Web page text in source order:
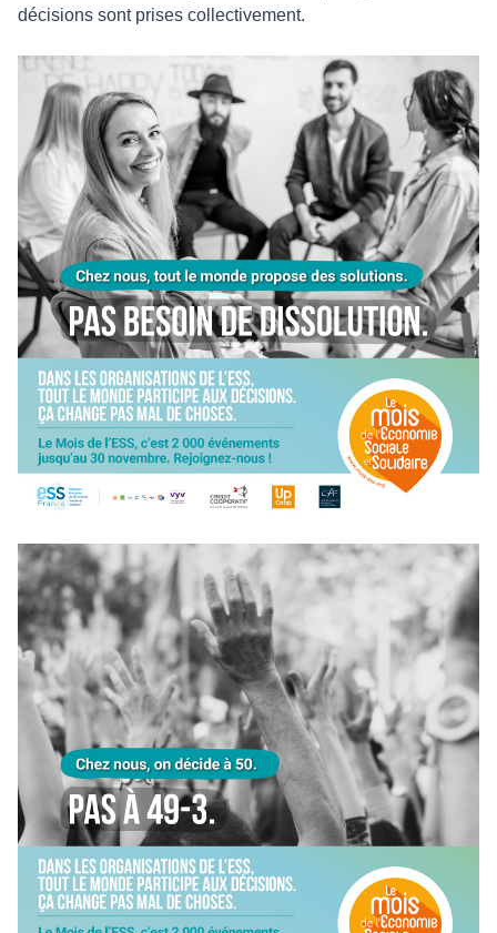
décisions sont prises collectivement.